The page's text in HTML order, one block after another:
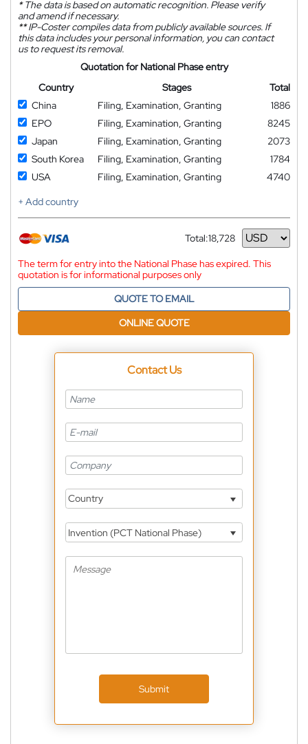
*The data is based on automatic recognition. Please verify
and amend if necessary.
**IP-Coster compiles data from publicly available sources. If
this data includes your personal information, you can contact
us to request its removal.
Quotation for National Phase entry
Country
Stages
Total
China
Filing, Examination, Granting
1886
EPO
Filing, Examination, Granting
8245
Japan
Filing, Examination, Granting
2073
South Korea
Filing, Examination, Granting
1784
USA
Filing, Examination, Granting
4740
+ Add country
Total:18,728
Currency
The term for entry into the National Phase has expired. This
quotation is for informational purposes only
QUOTE TO EMAIL
ONLINE QUOTE
Contact Us
Country
Invention (PCT National Phase)
Submit